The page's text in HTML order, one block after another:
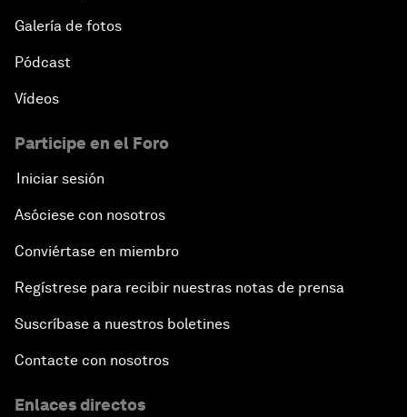
Galería de fotos
Pódcast
Vídeos
Participe en el Foro
Iniciar sesión
Asóciese con nosotros
Conviértase en miembro
Regístrese para recibir nuestras notas de prensa
Suscríbase a nuestros boletines
Contacte con nosotros
Enlaces directos